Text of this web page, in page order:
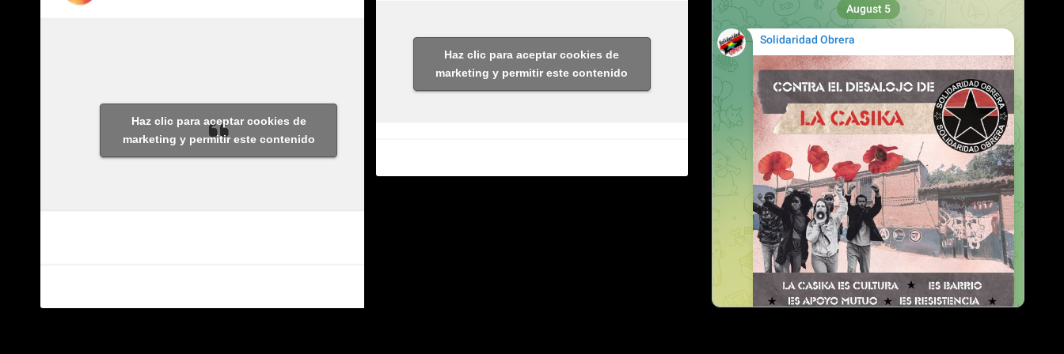
Haz clic para aceptar cookies de
marketing y permitir este contenido
Haz clic para aceptar cookies de
marketing y permitir este contenido